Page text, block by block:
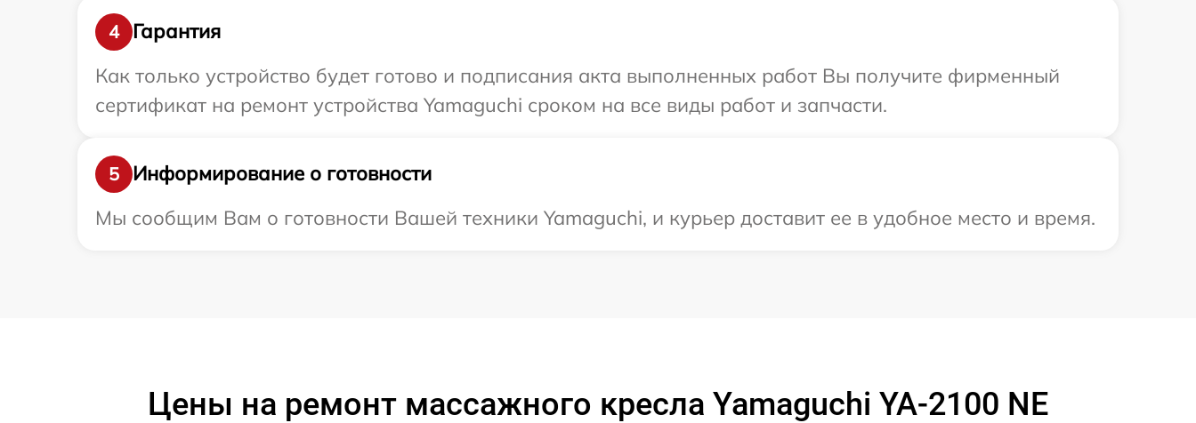
4
Гарантия
Как только устройство будет готово и подписания акта выполненных работ Вы получите фирменный
сертификат на ремонт устройства Yamaguchi сроком на все виды работ и запчасти.
5
Информирование о готовности
Мы сообщим Вам о готовности Вашей техники Yamaguchi, и курьер доставит ее в удобное место и время.
Цены на ремонт массажного кресла Yamaguchi YA-2100 NE